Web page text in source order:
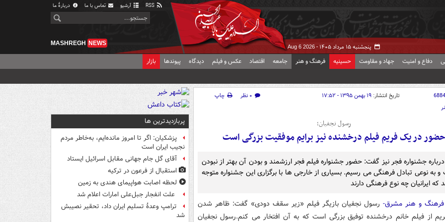
آرشیو تماس با ما دربارهٔ ما
پنجشنبه ۱۵ مرداد ۱۴۰۵ - Aug 6 2026
MASHREGH NEWS
دفاع و امنیت جهاد و مقاومت حسینیه فرهنگ و هنر جامعه اقتصاد عکس و فیلم دیدگاه پیوندها بازار
تاریخ انتشار: ۱۹ بهمن ۱۳۹۵ - ۱۷:۵۲ ۰ نظر
چاپ
رسول نجفیان؛
حضور در یک فریم فیلم درخشنده نیز برایم موفقیت بزرگی است
جشنواره فجر نیز گفت: حضور جشنواره فیلم فجر ارزشمند و بودن آن بهتر از نبودن
به نوعی تبادل فرهنگی می رسیم. بسیاری از خارجی ها با برگزاری این جشنواره متوجه
ایرانیان چه نوع فرهنگی دارند
و هنر مشرق- رسول نجفیان بازیگر فیلم «زیر سقف دودی» گفت: ظاهر شدن
از فیلم خانم درخشنده توفیق بزرگی است که به آن افتخار می کنم.رسول نجفیان
پربازدیدترین ها
پزشکیان: اگر تا امروز مانده‌ایم، به‌خاطر مردم
نجیب ایران است
آقای گل جام جهانی مقابل اسرائیل ایستاد
استقبال از فرعون در ترکیه
لحظه اصابت هواپیمای هندی به زمین
علت انفجار جبل‌علی امارات اعلام شد
ترامپ وعدۀ تسلیم ایران داد، تحقیر نصیبش
شد